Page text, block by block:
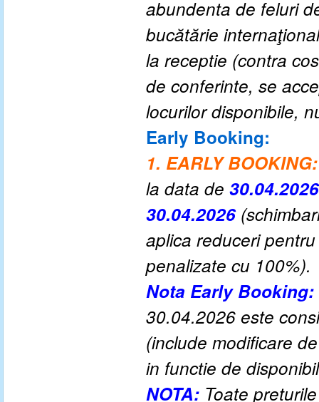
abundenta de feluri
bucătărie
la receptie (contra
de conferinte, se
locurilor disponibile,
Early Booking:
1. EARLY BOOKING:
la data de 30.04.2026
30.04.2026
aplica reduceri
penalizate cu 100%).
Nota Early Booking:
30.04.2026 este
(include modificare
in functie de
NOTA: Toate